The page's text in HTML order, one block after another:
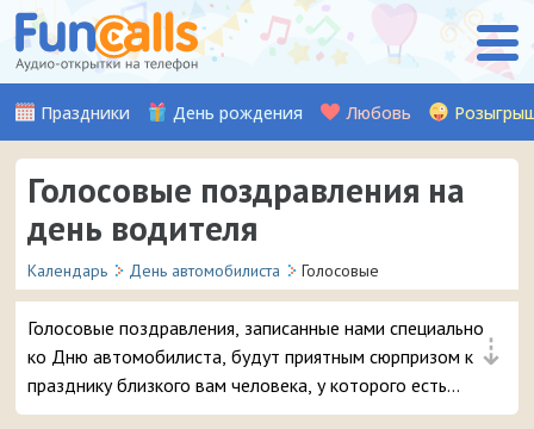
Праздники День рождения Любовь
Голосовые поздравления на
день водителя
Календарь День автомобилиста Голосовые
⇣
Голосовые поздравления, записанные нами специально
ко Дню автомобилиста, будут приятным сюрпризом к
празднику близкого вам человека, у которого есть
машина. Просто выбирайте лучшую открытку и